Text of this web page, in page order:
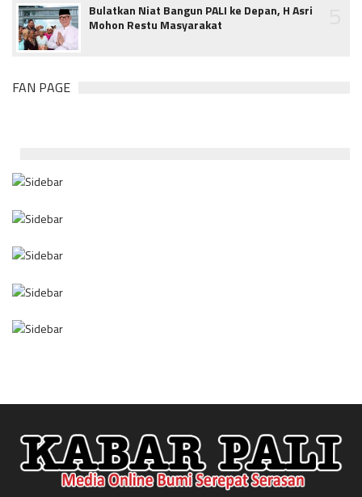
Bulatkan Niat Bangun PALI ke Depan, H Asri
Mohon Restu Masyarakat
FAN PAGE